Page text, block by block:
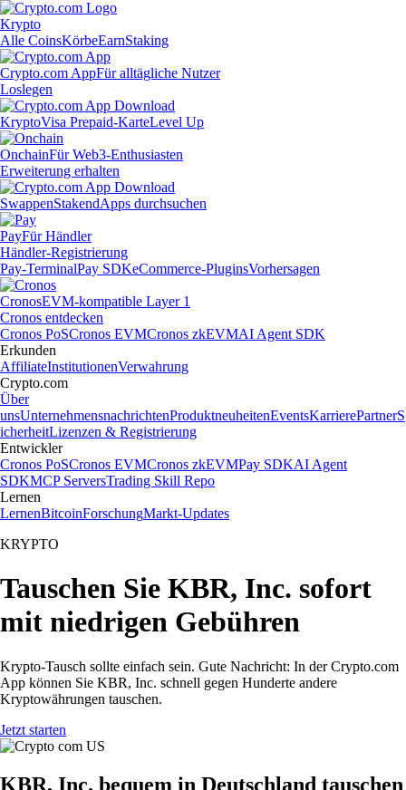
Krypto
Alle CoinsKörbeEarnStaking
Crypto.com AppFür alltägliche Nutzer
Loslegen
KryptoVisa Prepaid-KarteLevel Up
OnchainFür Web3-Enthusiasten
Erweiterung erhalten
SwappenStakendApps durchsuchen
PayFür Händler
Händler-Registrierung
Pay-TerminalPay SDKeCommerce-PluginsVorhersagen
CronosEVM-kompatible Layer 1
Cronos entdecken
Cronos PoSCronos EVMCronos zkEVMAI Agent SDK
Erkunden
AffiliateInstitutionenVerwahrung
Crypto.com
Über
unsUnternehmensnachrichtenProduktneuheitenEventsKarrierePartnerS
icherheitLizenzen & Registrierung
Entwickler
Cronos PoSCronos EVMCronos zkEVMPay SDKAI Agent
SDKMCP ServersTrading Skill Repo
Lernen
LernenBitcoinForschungMarkt-Updates
KRYPTO
Tauschen Sie KBR, Inc. sofort
mit niedrigen Gebühren
Krypto-Tausch sollte einfach sein. Gute Nachricht: In der Crypto.com
App können Sie KBR, Inc. schnell gegen Hunderte andere
Kryptowährungen tauschen.
Jetzt starten
KBR, Inc. bequem in Deutschland tauschen